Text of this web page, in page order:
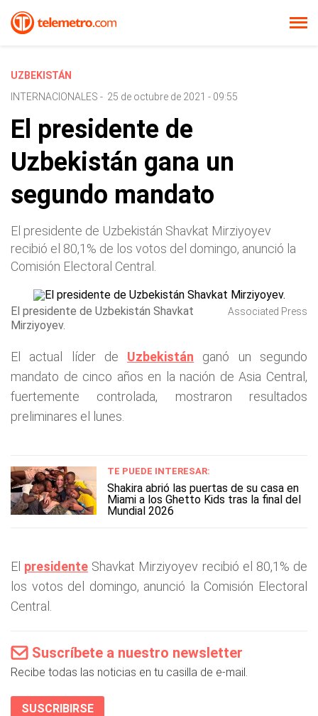
UZBEKISTÁN
INTERNACIONALES - 25 de octubre de 2021 - 09:55
El presidente de
Uzbekistán gana un
segundo mandato
El presidente de Uzbekistán Shavkat Mirziyoyev
recibió el 80,1% de los votos del domingo, anunció la
Comisión Electoral Central.
El presidente de Uzbekistán Shavkat
Mirziyoyev.
Associated Press
El actual líder de Uzbekistán ganó un segundo
mandato de cinco años en la nación de Asia Central,
fuertemente controlada, mostraron resultados
preliminares el lunes.
TE PUEDE INTERESAR:
Shakira abrió las puertas de su casa en
Miami a los Ghetto Kids tras la final del
Mundial 2026
El presidente Shavkat Mirziyoyev recibió el 80,1% de
los votos del domingo, anunció la Comisión Electoral
Central.
Suscríbete a nuestro newsletter
Recibe todas las noticias en tu casilla de e-mail.
SUSCRIBIRSE